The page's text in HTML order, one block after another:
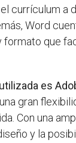
currículum a
Word
que
es
gran
Con una
y la